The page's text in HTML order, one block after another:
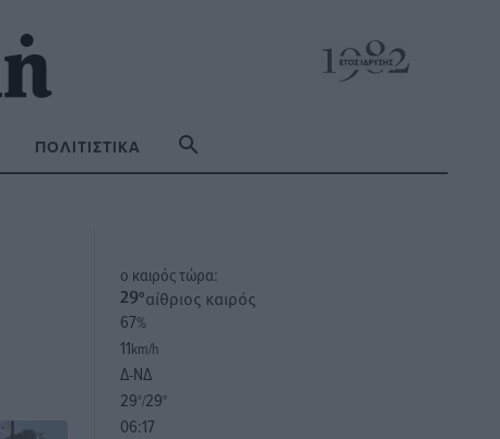
ΠΟΛΙΤΙΣΤΙΚΆ
o καιρός τώρα:
29°αίθριος καιρός
67%
11km/h
Δ-ΝΔ
29°/29°
06:17